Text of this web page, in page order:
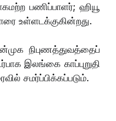
பணிப்பாளர்; ஹியூ
உள்ளடக்குகின்றது.
நிபுணத்துவத்தைப்
இலங்கை காப்புறுதி
சமர்ப்பிக்கப்படும்.